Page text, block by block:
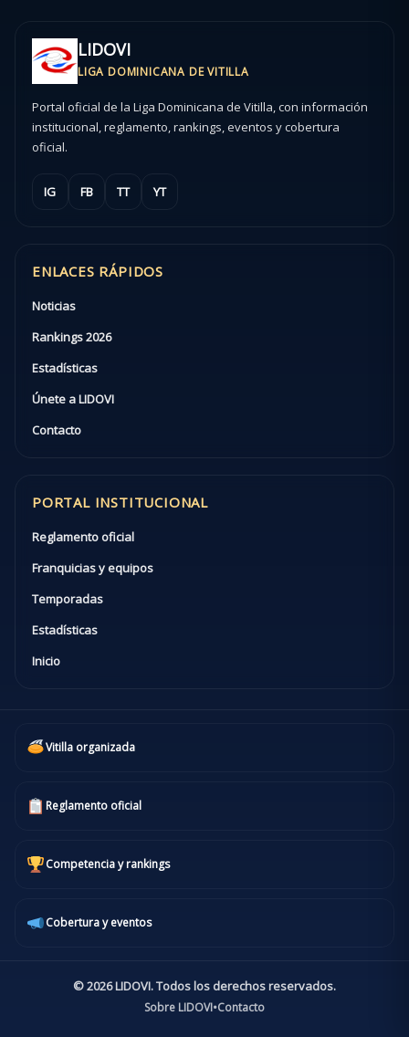
LIDOVI
LIGA DOMINICANA DE VITILLA
Portal oficial de la Liga Dominicana de Vitilla, con información
institucional, reglamento, rankings, eventos y cobertura
oficial.
IG FB TT YT
ENLACES RÁPIDOS
Noticias
Rankings 2026
Estadísticas
Únete a LIDOVI
Contacto
PORTAL INSTITUCIONAL
Reglamento oficial
Franquicias y equipos
Temporadas
Estadísticas
Inicio
Vitilla organizada
Reglamento oficial
Competencia y rankings
Cobertura y eventos
© 2026 LIDOVI. Todos los derechos reservados.
Sobre LIDOVI•Contacto